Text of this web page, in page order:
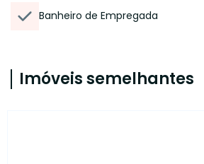
Banheiro de Empregada
Imóveis semelhantes